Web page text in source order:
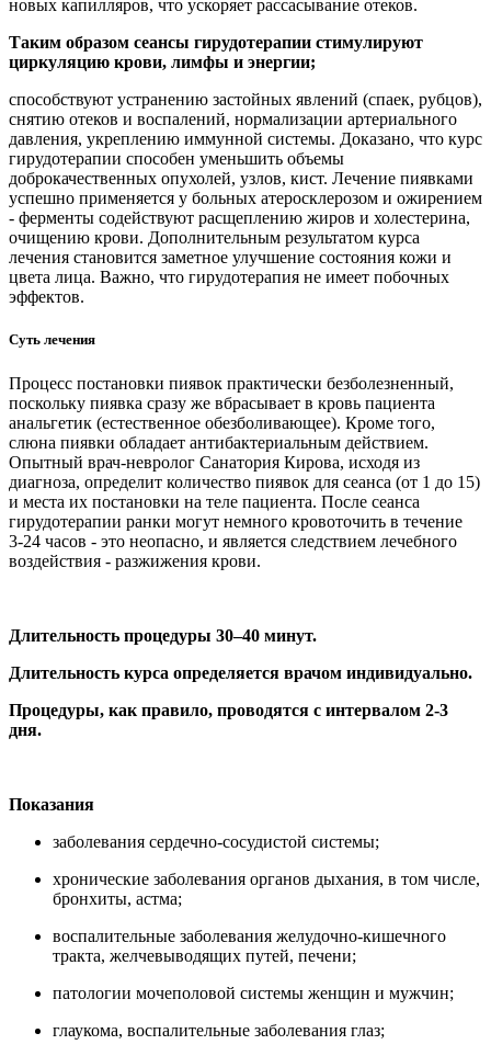
новых капилляров, что ускоряет рассасывание отеков.
Таким образом сеансы гирудотерапии стимулируют
циркуляцию крови, лимфы и энергии;
способствуют устранению застойных явлений (спаек, рубцов),
снятию отеков и воспалений, нормализации артериального
давления, укреплению иммунной системы. Доказано, что курс
гирудотерапии способен уменьшить объемы
доброкачественных опухолей, узлов, кист. Лечение пиявками
успешно применяется у больных атеросклерозом и ожирением
- ферменты содействуют расщеплению жиров и холестерина,
очищению крови. Дополнительным результатом курса
лечения становится заметное улучшение состояния кожи и
цвета лица. Важно, что гирудотерапия не имеет побочных
эффектов.
Суть лечения
Процесс постановки пиявок практически безболезненный,
поскольку пиявка сразу же вбрасывает в кровь пациента
анальгетик (естественное обезболивающее). Кроме того,
слюна пиявки обладает антибактериальным действием.
Опытный врач-невролог Санатория Кирова, исходя из
диагноза, определит количество пиявок для сеанса (от 1 до 15)
и места их постановки на теле пациента. После сеанса
гирудотерапии ранки могут немного кровоточить в течение
3-24 часов - это неопасно, и является следствием лечебного
воздействия - разжижения крови.
Длительность процедуры 30–40 минут.
Длительность курса определяется врачом индивидуально.
Процедуры, как правило, проводятся с интервалом 2-3
дня.
Показания
заболевания сердечно-сосудистой системы;
хронические заболевания органов дыхания, в том числе,
бронхиты, астма;
воспалительные заболевания желудочно-кишечного
тракта, желчевыводящих путей, печени;
патологии мочеполовой системы женщин и мужчин;
глаукома, воспалительные заболевания глаз;